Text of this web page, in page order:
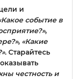
и
событие в
,
, «Какие
. Старайтесь
честность и